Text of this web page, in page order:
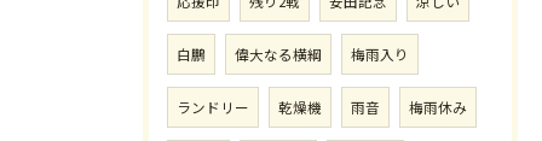
白鵬 偉大なる横綱 梅雨入り
ランドリー 乾燥機 雨音 梅雨休み